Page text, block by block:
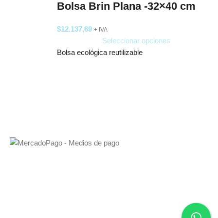
Bolsa Brin Plana -32×40 cm
$12.137,69 + IVA
Seleccionar opciones
Bolsa ecológica reutilizable